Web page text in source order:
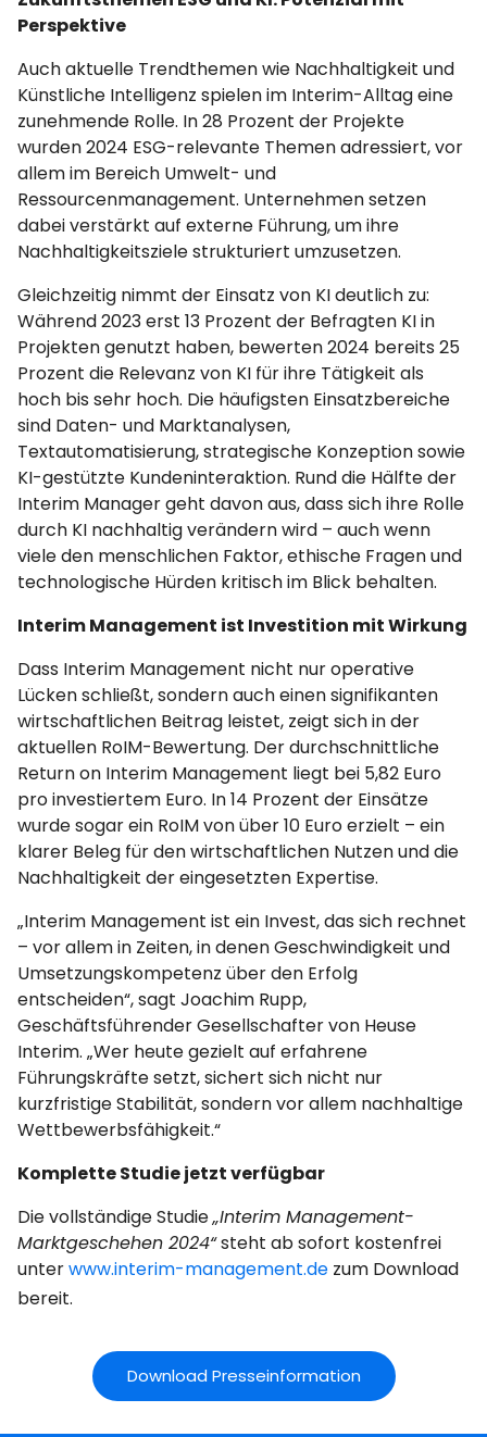
Perspektive
Auch aktuelle Trendthemen wie Nachhaltigkeit und
Künstliche Intelligenz spielen im Interim-Alltag eine
zunehmende Rolle. In 28 Prozent der Projekte
wurden 2024 ESG-relevante Themen adressiert, vor
allem im Bereich Umwelt- und
Ressourcenmanagement. Unternehmen setzen
dabei verstärkt auf externe Führung, um ihre
Nachhaltigkeitsziele strukturiert umzusetzen.
Gleichzeitig nimmt der Einsatz von KI deutlich zu:
Während 2023 erst 13 Prozent der Befragten KI in
Projekten genutzt haben, bewerten 2024 bereits 25
Prozent die Relevanz von KI für ihre Tätigkeit als
hoch bis sehr hoch. Die häufigsten Einsatzbereiche
sind Daten- und Marktanalysen,
Textautomatisierung, strategische Konzeption sowie
KI-gestützte Kundeninteraktion. Rund die Hälfte der
Interim Manager geht davon aus, dass sich ihre Rolle
durch KI nachhaltig verändern wird – auch wenn
viele den menschlichen Faktor, ethische Fragen und
technologische Hürden kritisch im Blick behalten.
Interim Management ist Investition mit Wirkung
Dass Interim Management nicht nur operative
Lücken schließt, sondern auch einen signifikanten
wirtschaftlichen Beitrag leistet, zeigt sich in der
aktuellen RoIM-Bewertung. Der durchschnittliche
Return on Interim Management liegt bei 5,82 Euro
pro investiertem Euro. In 14 Prozent der Einsätze
wurde sogar ein RoIM von über 10 Euro erzielt – ein
klarer Beleg für den wirtschaftlichen Nutzen und die
Nachhaltigkeit der eingesetzten Expertise.
„Interim Management ist ein Invest, das sich rechnet
– vor allem in Zeiten, in denen Geschwindigkeit und
Umsetzungskompetenz über den Erfolg
entscheiden“, sagt Joachim Rupp,
Geschäftsführender Gesellschafter von Heuse
Interim. „Wer heute gezielt auf erfahrene
Führungskräfte setzt, sichert sich nicht nur
kurzfristige Stabilität, sondern vor allem nachhaltige
Wettbewerbsfähigkeit.“
Komplette Studie jetzt verfügbar
Die vollständige Studie„Interim Management-
Marktgeschehen 2024“steht ab sofort kostenfrei
unterwww.interim-management.de zum Download
bereit.
Download Presseinformation